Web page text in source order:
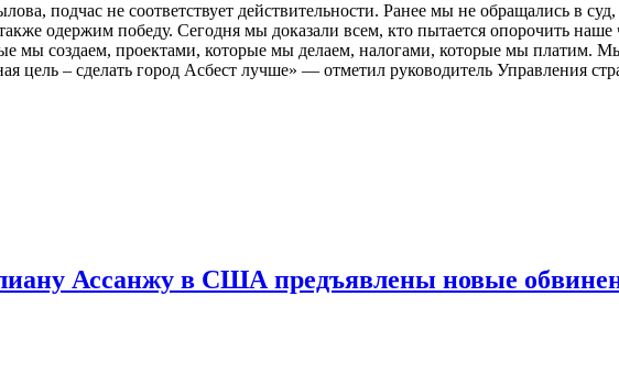
подчас не соответствует действительности. Ранее мы не обращались в
одержим победу. Сегодня мы доказали всем, кто пытается опорочить
мы создаем, проектами, которые мы делаем, налогами, которые мы платим.
цель – сделать город Асбест лучше» — отметил руководитель Управления
Ассанжу в США предъявлены новые